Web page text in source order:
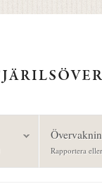
Rapportera